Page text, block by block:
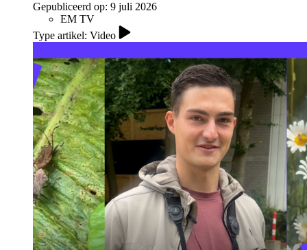
Gepubliceerd op: 9 juli 2026
EM TV
Type artikel: Video